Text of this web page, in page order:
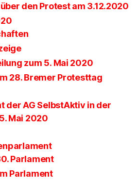
den Protest am 3.12.2020
zum 5. Mai 2020
28. Bremer Protesttag
der AG SelbstAktiv in der
Mai 2020
Parlament
Parlament